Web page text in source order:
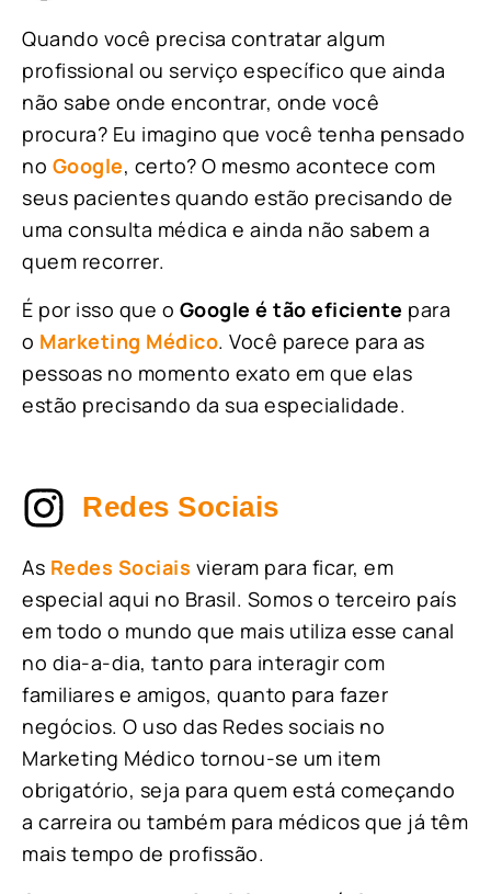
Quando você precisa contratar algum
profissional ou serviço específico que ainda
não sabe onde encontrar, onde você
procura? Eu imagino que você tenha pensado
no Google, certo? O mesmo acontece com
seus pacientes quando estão precisando de
uma consulta médica e ainda não sabem a
quem recorrer.
É por isso que o Google é tão eficiente para
o Marketing Médico. Você parece para as
pessoas no momento exato em que elas
estão precisando da sua especialidade.
Redes Sociais
As Redes Sociais vieram para ficar, em
especial aqui no Brasil. Somos o terceiro país
em todo o mundo que mais utiliza esse canal
no dia-a-dia, tanto para interagir com
familiares e amigos, quanto para fazer
negócios. O uso das Redes sociais no
Marketing Médico tornou-se um item
obrigatório, seja para quem está começando
a carreira ou também para médicos que já têm
mais tempo de profissão.